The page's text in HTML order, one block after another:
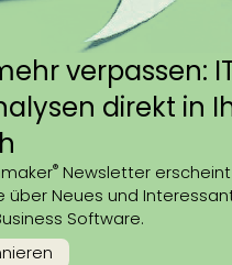
verpassen:
direkt in
® Newsletter erscheint
über Neues und
Software.